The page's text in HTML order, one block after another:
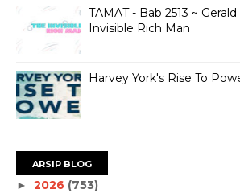
TAMAT - Bab 2513 ~
Invisible Rich Man
Harvey York's Rise To
ARSIP BLOG
► 2026 (753)